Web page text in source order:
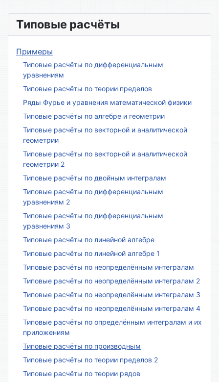
Типовые расчёты
Примеры
Типовые расчёты по дифференциальным
уравнениям
Типовые расчёты по теории пределов
Ряды Фурье и уравнения математической физики
Типовые расчёты по алгебре и геометрии
Типовые расчёты по векторной и аналитической
геометрии
Типовые расчёты по векторной и аналитической
геометрии 2
Типовые расчёты по двойным интегралам
Типовые расчёты по дифференциальным
уравнениям 2
Типовые расчёты по дифференциальным
уравнениям 3
Типовые расчёты по линейной алгебре
Типовые расчёты по линейной алгебре 1
Типовые расчёты по неопределённым интегралам
Типовые расчёты по неопределённым интегралам 2
Типовые расчёты по неопределённым интегралам 3
Типовые расчёты по неопределённым интегралам 4
Типовые расчёты по определённым интегралам и их
приложениям
Типовые расчёты по производным
Типовые расчёты по теории пределов 2
Типовые расчёты по теории рядов